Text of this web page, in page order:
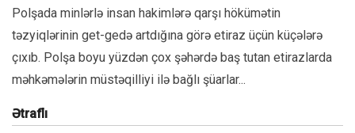
Polşada minlərlə insan hakimlərə qarşı hökümətin
təzyiqlərinin get-gedə artdığına görə etiraz üçün küçələrə
çıxıb. Polşa boyu yüzdən çox şəhərdə baş tutan etirazlarda
məhkəmələrin müstəqilliyi ilə bağlı şüarlar...
Ətraflı